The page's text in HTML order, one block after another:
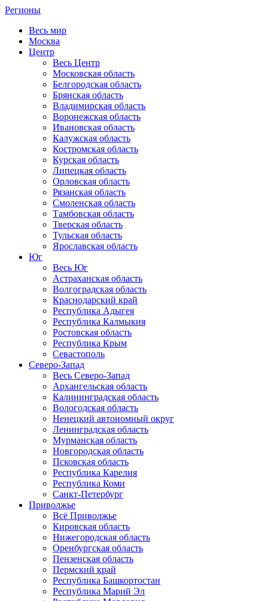
Регионы
Весь мир
Москва
Центр
Весь Центр
Московская область
Белгородская область
Брянская область
Владимирская область
Воронежская область
Ивановская область
Калужская область
Костромская область
Курская область
Липецкая область
Орловская область
Рязанская область
Смоленская область
Тамбовская область
Тверская область
Тульская область
Ярославская область
Юг
Весь Юг
Астраханская область
Волгоградская область
Краснодарский край
Республика Адыгея
Республика Калмыкия
Ростовская область
Республика Крым
Севастополь
Северо-Запад
Весь Северо-Запад
Архангельская область
Калининградская область
Вологодская область
Ненецкий автономный округ
Ленинградская область
Мурманская область
Новгородская область
Псковская область
Республика Карелия
Республика Коми
Санкт-Петербург
Приволжье
Всё Приволжье
Кировская область
Нижегородская область
Оренбургская область
Пензенская область
Пермский край
Республика Башкортостан
Республика Марий Эл